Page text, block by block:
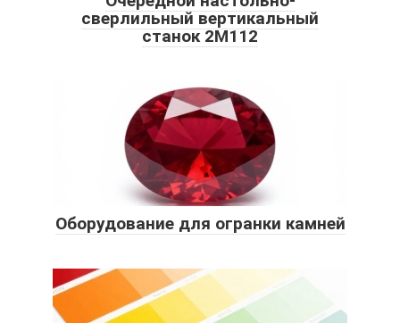
сверлильный вертикальный
станок 2М112
Оборудование для огранки камней